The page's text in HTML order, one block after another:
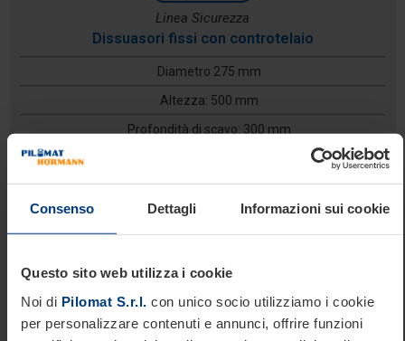
Consenso Dettagli Informazioni sui cookie
Questo sito web utilizza i cookie
Noi di Pilomat S.r.l. con unico socio utilizziamo i cookie
per personalizzare contenuti e annunci, offrire funzioni
Linea Sicurezza
Dissuasori fissi con controtelaio
Diametro 275 mm
Altezza: 500 mm
Profondità di scavo: 300 mm